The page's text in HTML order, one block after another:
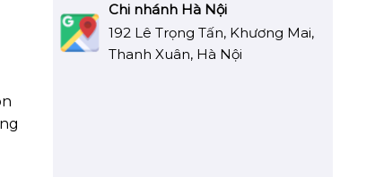
Chi nhánh Hà Nội
192 Lê Trọng Tấn, Khương Mai,
Thanh Xuân, Hà Nội